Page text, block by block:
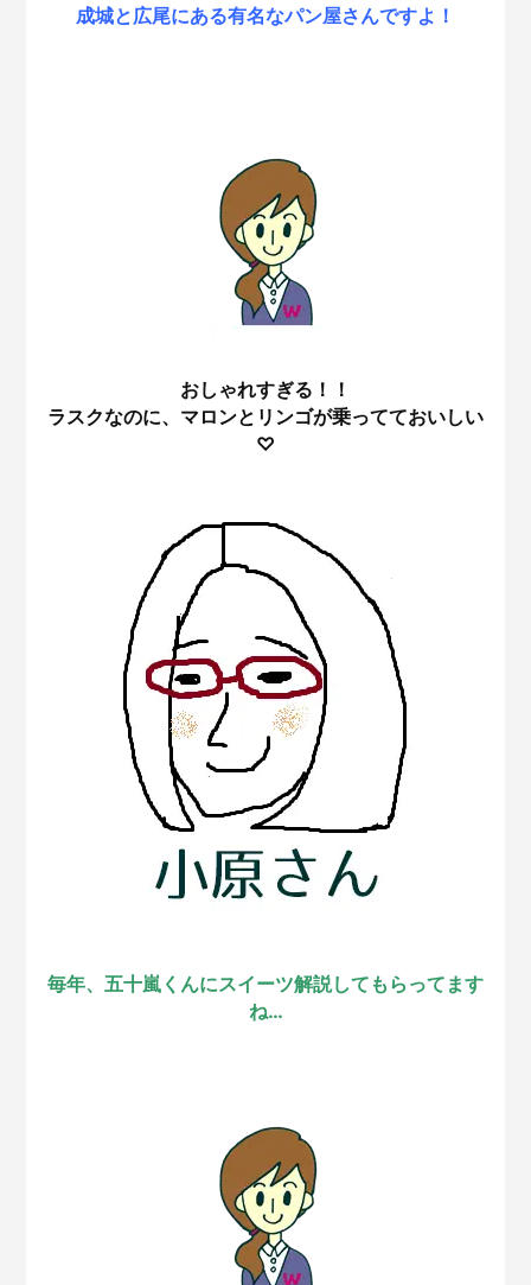
成城と広尾にある有名なパン屋さんですよ！
おしゃれすぎる！！
ラスクなのに、マロンとリンゴが乗ってておいしい
♡
毎年、五十嵐くんにスイーツ解説してもらってます
ね…